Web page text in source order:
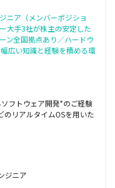
ニア（メンバーポジショ
大手3社が株主の安定した
ン全国拠点あり／ハードウ
広い知識と経験を積める環
フトウェア開発*のご経験
のリアルタイムOSを用いた
ジニア